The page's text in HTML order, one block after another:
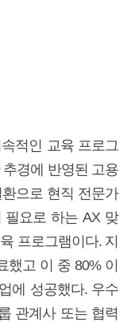
적인 교육 프로그
경에 반영된 고용
환으로 현직 전문가
필요로 하는 AX 맞
프로그램이다. 지
했고 이 중 80% 이
에 성공했다. 우수
관계사 또는 협력